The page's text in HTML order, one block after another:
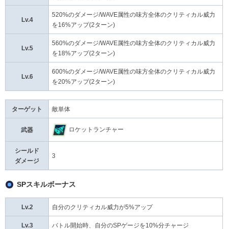
Lv.4
520%のダメージ/WAVE属性の味方全体のクリティカル威力
を16%アップ(2ターン)
Lv.5
560%のダメージ/WAVE属性の味方全体のクリティカル威力
を18%アップ(2ターン)
Lv.6
600%のダメージ/WAVE属性の味方全体のクリティカル威力
を20%アップ(2ターン)
ターゲット 敵単体
武器 ロケットランチャー
シールド
ダメージ
3
SPスキルボーナス
Lv.2 自分のクリティカル威力が5%アップ
Lv.3 バトル開始時、自分のSPゲージを10%分チャージ